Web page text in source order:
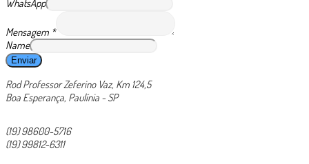
WhatsApp
Mensagem *
Name
Enviar
Rod Professor Zeferino Vaz, Km 124,5
Boa Esperança, Paulínia - SP
(19) 98600-5716
(19) 99812-6311